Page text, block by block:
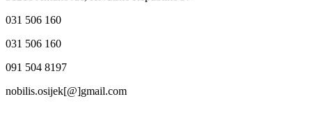
031 506 160
031 506 160
091 504 8197
nobilis.osijek[@]gmail.com